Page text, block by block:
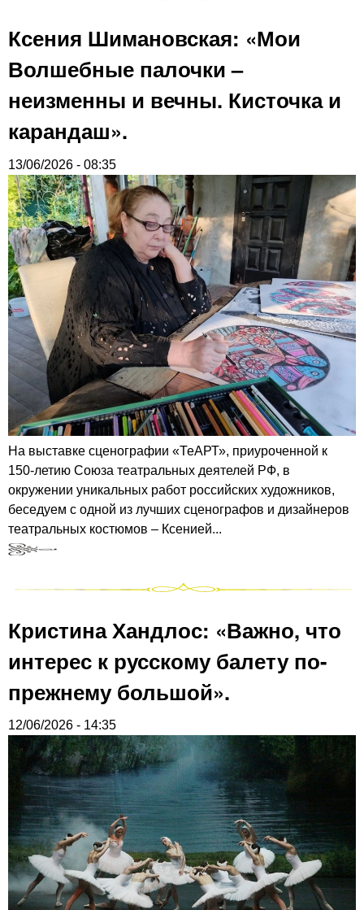
Ксения Шимановская: «Мои
Волшебные палочки –
неизменны и вечны. Кисточка и
карандаш».
13/06/2026 - 08:35
На выставке сценографии «ТеАРТ», приуроченной к
150-летию Союза театральных деятелей РФ, в
окружении уникальных работ российских художников,
беседуем с одной из лучших сценографов и дизайнеров
театральных костюмов – Ксенией...
Кристина Хандлос: «Важно, что
интерес к русскому балету по-
прежнему большой».
12/06/2026 - 14:35